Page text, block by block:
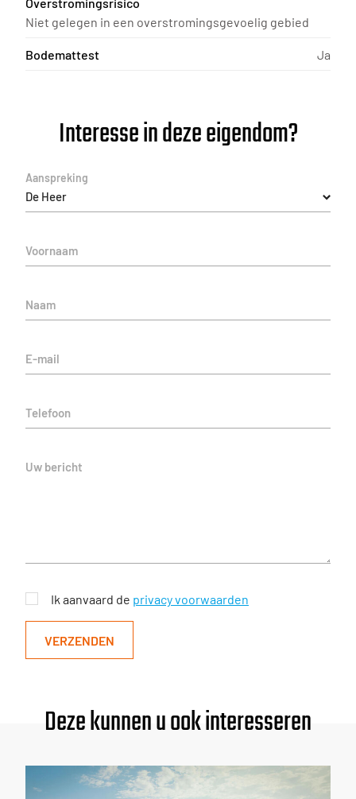
Niet gelegen in een overstromingsgevoelig gebied
Bodemattest Ja
Interesse in deze eigendom?
De Heer
Aanspreking
Voornaam
Naam
E-mail
Telefoon
Uw bericht
Ik aanvaard de privacy voorwaarden
VERZENDEN
Deze kunnen u ook interesseren